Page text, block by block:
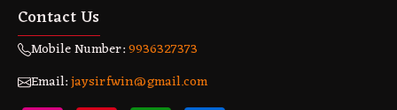
Contact Us
Mobile Number:9936327373
Email:jaysirfwin@gmail.com